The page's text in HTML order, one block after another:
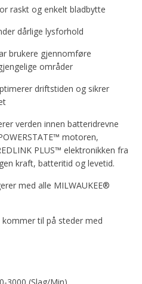
raskt og enkelt bladbytte
dårlige lysforhold
brukere gjennomføre
områder
driftstiden og sikrer
verden innen batteridrevne
motoren,
PLUS™ elektronikken fra
kraft, batteritid og levetid.
med alle MILWAUKEE®
til på steder med